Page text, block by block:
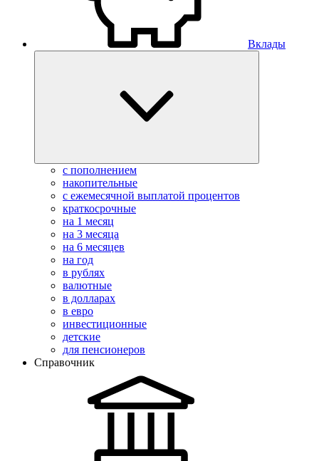
Вклады
с пополнением
накопительные
с ежемесячной выплатой процентов
краткосрочные
на 1 месяц
на 3 месяца
на 6 месяцев
на год
в рублях
валютные
в долларах
в евро
инвестиционные
детские
для пенсионеров
Справочник